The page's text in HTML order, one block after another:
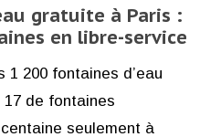
gratuite à Paris :
en libre-service
1 200 fontaines d’eau
de fontaines
seulement à